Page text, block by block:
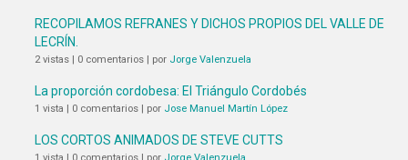
RECOPILAMOS REFRANES Y DICHOS PROPIOS DEL VALLE DE
LECRÍN.
2 vistas 0 comentarios por Jorge Valenzuela
La proporción cordobesa: El Triángulo Cordobés
1 vista 0 comentarios por Jose Manuel Martín López
LOS CORTOS ANIMADOS DE STEVE CUTTS